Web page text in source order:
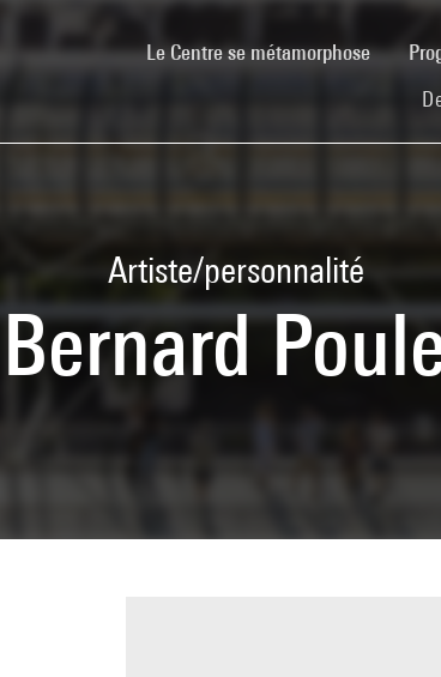
Le Centre se métamorphose(current)
Artiste/personnalité
Bernard